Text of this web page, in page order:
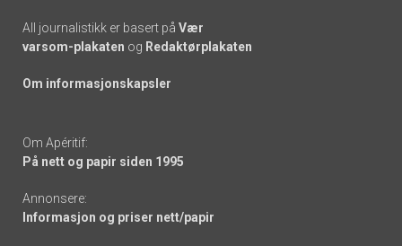
All journalistikk er basert på Vær
varsom-plakaten og Redaktørplakaten
Om informasjonskapsler
Om Apéritif:
På nett og papir siden 1995
Annonsere:
Informasjon og priser nett/papir